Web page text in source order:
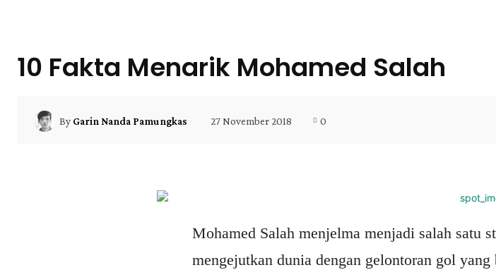
10 Fakta Menarik Mohamed Salah
By Garin Nanda Pamungkas 27 November 2018 0
Mohamed Salah menjelma menjadi salah satu
mengejutkan dunia dengan gelontoran gol